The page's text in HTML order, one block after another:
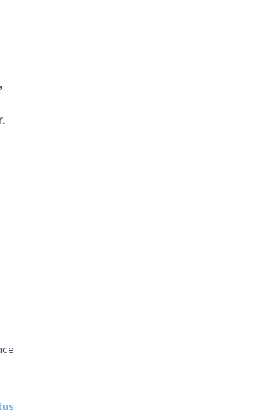
sport, jeunesse et petite enfance